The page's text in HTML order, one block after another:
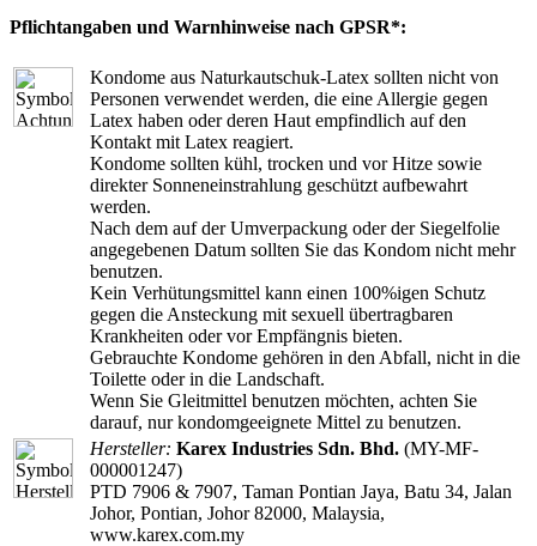
Pflichtangaben und Warnhinweise nach GPSR*:
Kondome aus Naturkautschuk-Latex sollten nicht von
Personen verwendet werden, die eine Allergie gegen
Latex haben oder deren Haut empfindlich auf den
Kontakt mit Latex reagiert.
Kondome sollten kühl, trocken und vor Hitze sowie
direkter Sonneneinstrahlung geschützt aufbewahrt
werden.
Nach dem auf der Umverpackung oder der Siegelfolie
angegebenen Datum sollten Sie das Kondom nicht mehr
benutzen.
Kein Verhütungsmittel kann einen 100%igen Schutz
gegen die Ansteckung mit sexuell übertragbaren
Krankheiten oder vor Empfängnis bieten.
Gebrauchte Kondome gehören in den Abfall, nicht in die
Toilette oder in die Landschaft.
Wenn Sie Gleitmittel benutzen möchten, achten Sie
darauf, nur kondomgeeignete Mittel zu benutzen.
Hersteller: Karex Industries Sdn. Bhd. (MY-MF-
000001247)
PTD 7906 & 7907, Taman Pontian Jaya, Batu 34, Jalan
Johor, Pontian, Johor 82000, Malaysia,
www.karex.com.my